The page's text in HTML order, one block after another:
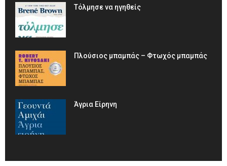
Τόλμησε να ηγηθείς
Πλούσιος μπαμπάς – Φτωχός μπαμπάς
Άγρια Είρηνη